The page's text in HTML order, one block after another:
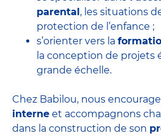
parental, les situations
protection de l’enfance ;
s’orienter vers la
la conception de projets
grande échelle.
Chez Babilou, nous
interne et accompagnons
dans la construction de son